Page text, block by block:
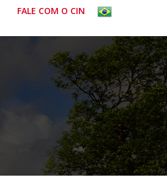
FALE COM O CIN